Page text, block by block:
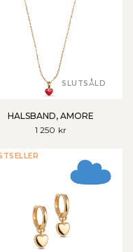
SLUTSÅLD
HALSBAND, AMORE
1 250 kr